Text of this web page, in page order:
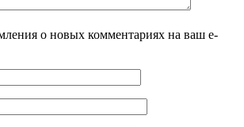
о новых комментариях на ваш e-